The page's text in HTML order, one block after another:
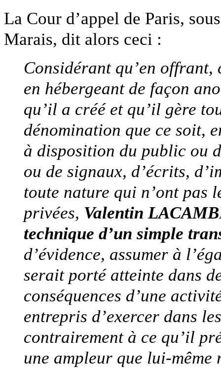
La Cour d’appel de Paris,
Marais, dit alors ceci :
Considérant qu’en offrant,
en hébergeant de façon
qu’il a créé et qu’il gère
dénomination que ce soit,
à disposition du public ou
ou de signaux, d’écrits,
toute nature qui n’ont pas
privées, Valentin
technique d’un simple
d’évidence, assumer à
serait porté atteinte dans
conséquences d’une
entrepris d’exercer dans
contrairement à ce qu’il
une ampleur que lui-même